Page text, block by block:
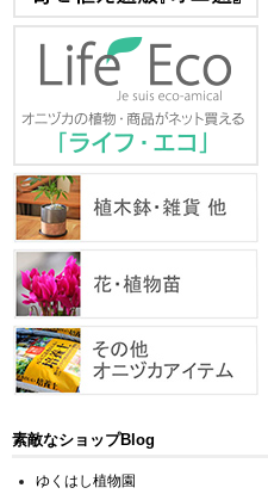
素敵なショップBlog
ゆくはし植物園